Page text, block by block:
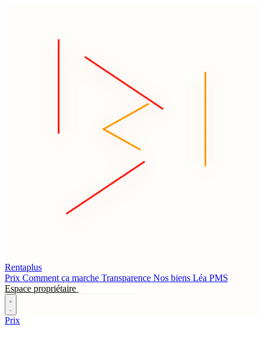
Rentaplus
Prix Comment ça marche Transparence Nos biens Léa PMS
Espace propriétaire
Prix